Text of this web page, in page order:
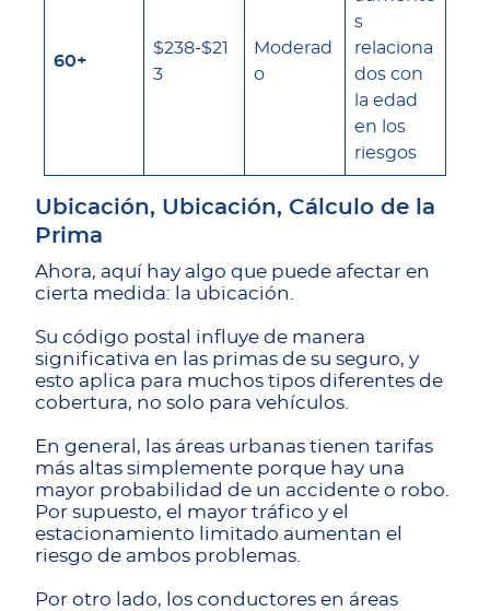
60+
$238-$21
3
Moderad
o
s
relaciona
dos con
la edad
en los
riesgos
Ubicación, Ubicación, Cálculo de la
Prima
Ahora, aquí hay algo que puede afectar en
cierta medida: la ubicación.
Su código postal influye de manera
significativa en las primas de su seguro, y
esto aplica para muchos tipos diferentes de
cobertura, no solo para vehículos.
En general, las áreas urbanas tienen tarifas
más altas simplemente porque hay una
mayor probabilidad de un accidente o robo.
Por supuesto, el mayor tráfico y el
estacionamiento limitado aumentan el
riesgo de ambos problemas.
Por otro lado, los conductores en áreas